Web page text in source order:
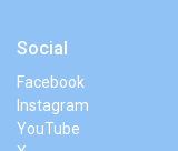
Social
Facebook
Instagram
YouTube